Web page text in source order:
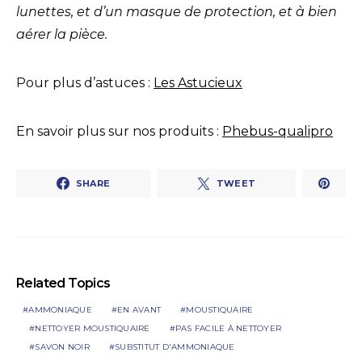
lunettes, et d’un masque de protection, et à bien
aérer la pièce.
Pour plus d’astuces : Les Astucieux
En savoir plus sur nos produits : Phebus-qualipro
SHARE TWEET
Related Topics
AMMONIAQUE EN AVANT
MOUSTIQUAIRE
NETTOYER MOUSTIQUAIRE
PAS FACILE À NETTOYER
SAVON NOIR
SUBSTITUT D'AMMONIAQUE